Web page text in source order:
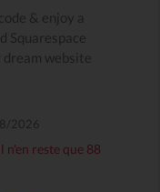
& enjoy a
Squarespace
website
2026
Il n'en reste que 88